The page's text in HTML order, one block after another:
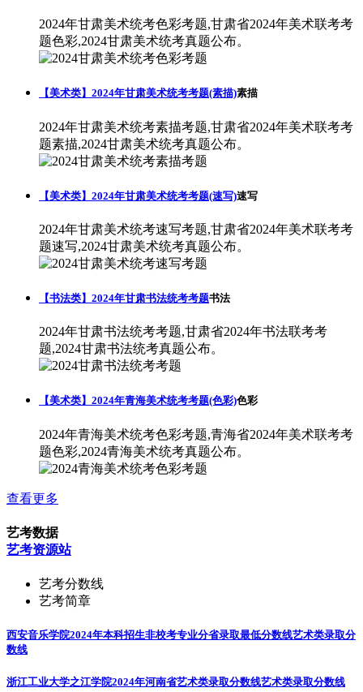
2024年甘肃美术统考色彩考题,甘肃省2024年美术联考考
题色彩,2024甘肃美术统考真题公布。
【美术类】2024年甘肃美术统考考题(素描)素描
2024年甘肃美术统考素描考题,甘肃省2024年美术联考考
题素描,2024甘肃美术统考真题公布。
【美术类】2024年甘肃美术统考考题(速写)速写
2024年甘肃美术统考速写考题,甘肃省2024年美术联考考
题速写,2024甘肃美术统考真题公布。
【书法类】2024年甘肃书法统考考题书法
2024年甘肃书法统考考题,甘肃省2024年书法联考考
题,2024甘肃书法统考真题公布。
【美术类】2024年青海美术统考考题(色彩)色彩
2024年青海美术统考色彩考题,青海省2024年美术联考考
题色彩,2024青海美术统考真题公布。
查看更多
艺考数据
艺考资源站
艺考分数线
艺考简章
西安音乐学院2024年本科招生非校考专业分省录取最低分数线艺术类录取分
数线
浙江工业大学之江学院2024年河南省艺术类录取分数线艺术类录取分数线